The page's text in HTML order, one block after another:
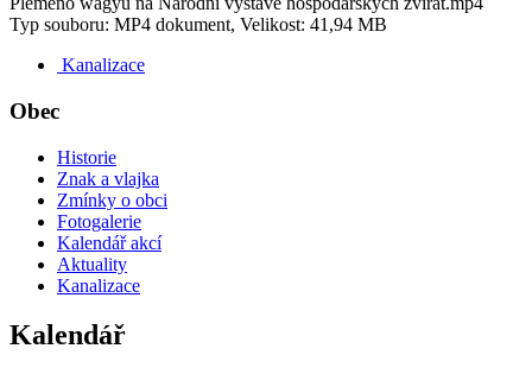
Typ souboru: MP4 dokument, Velikost: 41,94 MB
Kanalizace
Obec
Historie
Znak a vlajka
Zmínky o obci
Fotogalerie
Kalendář akcí
Aktuality
Kanalizace
Kalendář